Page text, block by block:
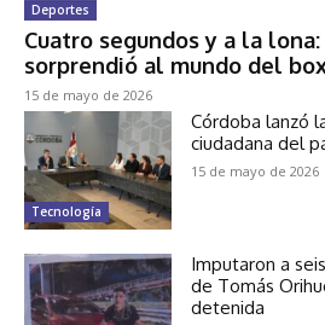
Deportes
Cuatro segundos y a la
sorprendió al mundo del
15 de mayo de 2026
Tecnología
Córdoba lanzó
ciudadana del
15 de mayo de 2026
Imputaron a
de Tomás
detenida